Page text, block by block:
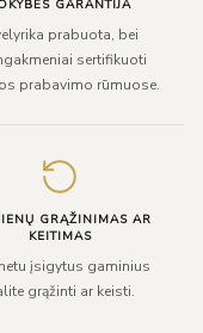
GARANTIJA
prabuota, bei
sertifikuoti
prabavimo rūmuose.
GRĄŽINIMAS AR
KEITIMAS
įsigytus gaminius
grąžinti ar keisti.